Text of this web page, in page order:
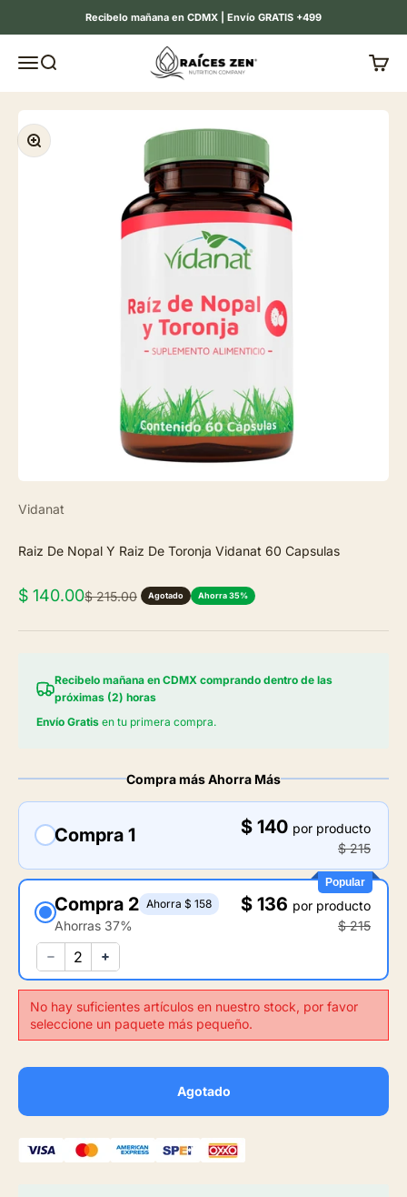
Recibelo mañana en CDMX | Envío GRATIS +499
MenúBuscar Raíces Zen Carrito
Zoom
Vidanat
Raiz De Nopal Y Raiz De Toronja Vidanat 60 Capsulas
Precio de oferta
$ 140.00Precio normal
$ 215.00 Agotado Ahorra 35%
Recibelo mañana en CDMX comprando dentro de las
próximas (2) horas
Envío Gratis en tu primera compra.
Compra más Ahorra Más
Compra 1 $ 140 por producto
$ 215
Popular
Compra 2 Ahorra $ 158
Ahorras 37%
$ 136 por producto
$ 215
No hay suficientes artículos en nuestro stock, por favor
seleccione un paquete más pequeño.
Agotado